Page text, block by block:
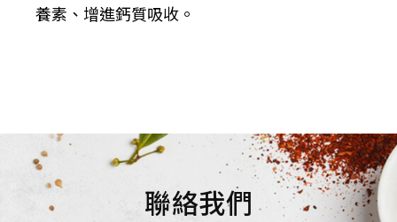
養素、增進鈣質吸收。
聯絡我們